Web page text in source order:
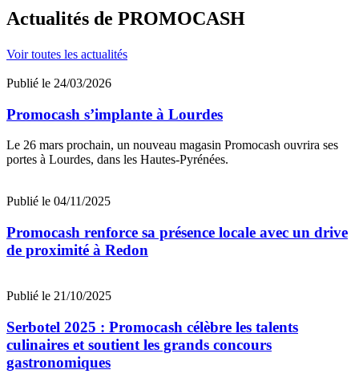
Actualités de PROMOCASH
Voir toutes les actualités
Publié le 24/03/2026
Promocash s’implante à Lourdes
Le 26 mars prochain, un nouveau magasin Promocash ouvrira ses
portes à Lourdes, dans les Hautes-Pyrénées.
Publié le 04/11/2025
Promocash renforce sa présence locale avec un drive
de proximité à Redon
Publié le 21/10/2025
Serbotel 2025 : Promocash célèbre les talents
culinaires et soutient les grands concours
gastronomiques